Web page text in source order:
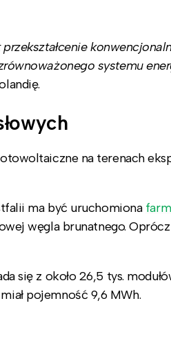
systemu
na terenach
ma być uruchomiona
węgla brunatnego. Oprócz
się z około 26,5 tys.
pojemność 9,6 MWh.